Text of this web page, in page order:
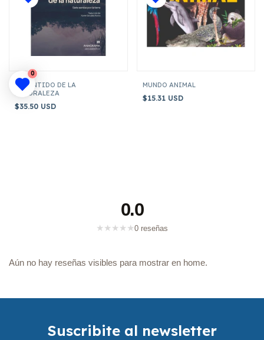
EL SENTIDO DE LA
NATURALEZA
$35.50 USD
MUNDO ANIMAL
$15.31 USD
0.0
★ ★ ★ ★ ★0 reseñas
Aún no hay reseñas visibles para mostrar en home.
Suscribite al newsletter
0